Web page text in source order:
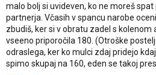
malo bolj si uvideven, ko ne moreš
partnerja. Včasih v spancu narobe
zbudiš, ker si v obratu zadel s kolenom
vseeno priporočila 180. (Otroške
odraslega, ker ko mulci zdaj pridejo
spimo skupaj na 160, eden se takoj